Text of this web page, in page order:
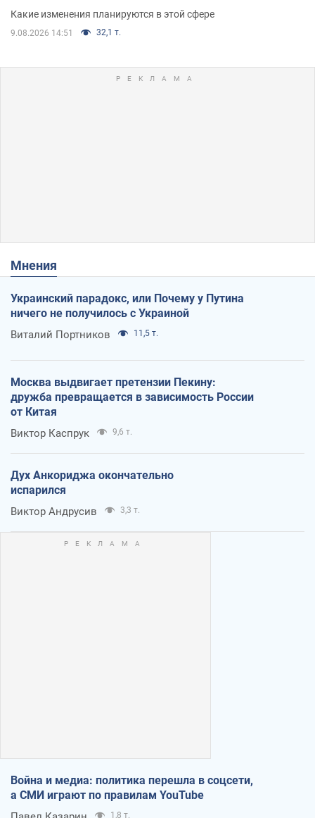
Какие изменения планируются в этой сфере
9.08.2026 14:51 32,1 т.
Мнения
Украинский парадокс, или Почему у Путина
ничего не получилось с Украиной
Виталий Портников 11,5 т.
Москва выдвигает претензии Пекину:
дружба превращается в зависимость России
от Китая
Виктор Каспрук 9,6 т.
Дух Анкориджа окончательно
испарился
Виктор Андрусив 3,3 т.
Война и медиа: политика перешла в соцсети,
а СМИ играют по правилам YouTube
1,8 т.